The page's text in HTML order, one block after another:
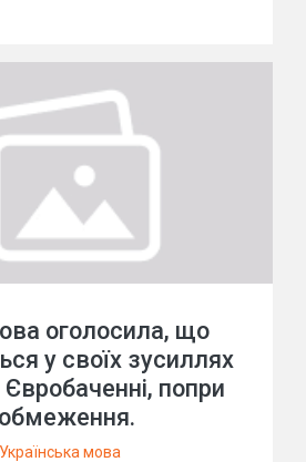
оголосила, що
у своїх зусиллях
Євробаченні, попри
Українська мова